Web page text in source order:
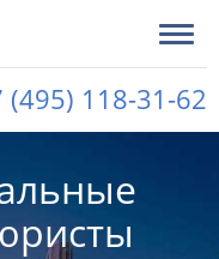
(495) 118-31-62